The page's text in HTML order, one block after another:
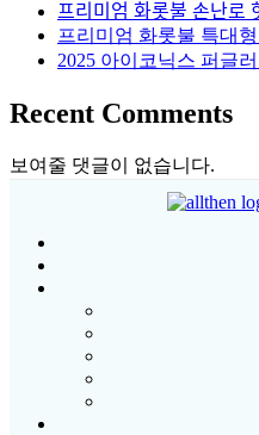
프리미엄 화롯불 손난로
프리미엄 화롯불 특대
2025 아이코닉스 퍼글
Recent Comments
보여줄 댓글이 없습니다.